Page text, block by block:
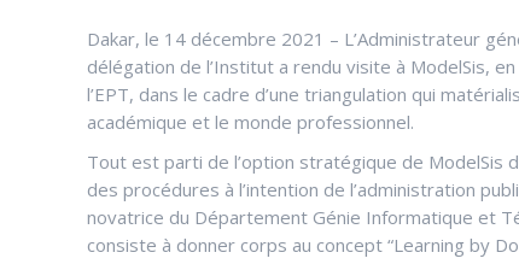
Dakar, le 14 décembre 2021 – L’Administrateur
délégation de l’Institut a rendu visite à ModelSis,
l’EPT, dans le cadre d’une triangulation qui
académique et le monde professionnel.
Tout est parti de l’option stratégique de ModelSis
des procédures à l’intention de l’administration
novatrice du Département Génie Informatique et
consiste à donner corps au concept “Learning by